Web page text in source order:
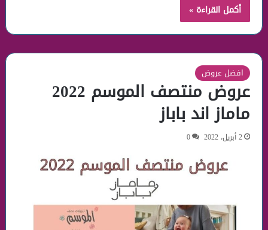
أكمل القراءة »
افضل عروض
عروض منتصف الموسم 2022
ماماز اند باباز
2 أبريل، 2022 0